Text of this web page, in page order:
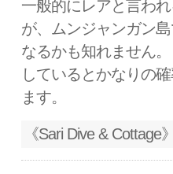
一般的にレアと言わ
が、ムンジャンガン
なるかも知れません
しているとかなりの
ます。
《Sari Dive &